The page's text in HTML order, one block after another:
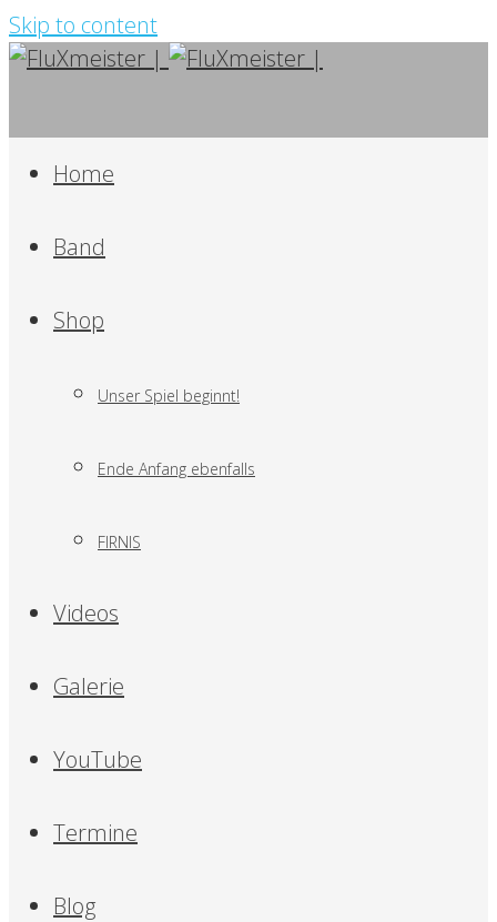
Skip to content
Home
Band
Shop
Unser Spiel beginnt!
Ende Anfang ebenfalls
FIRNIS
Videos
Galerie
YouTube
Termine
Blog